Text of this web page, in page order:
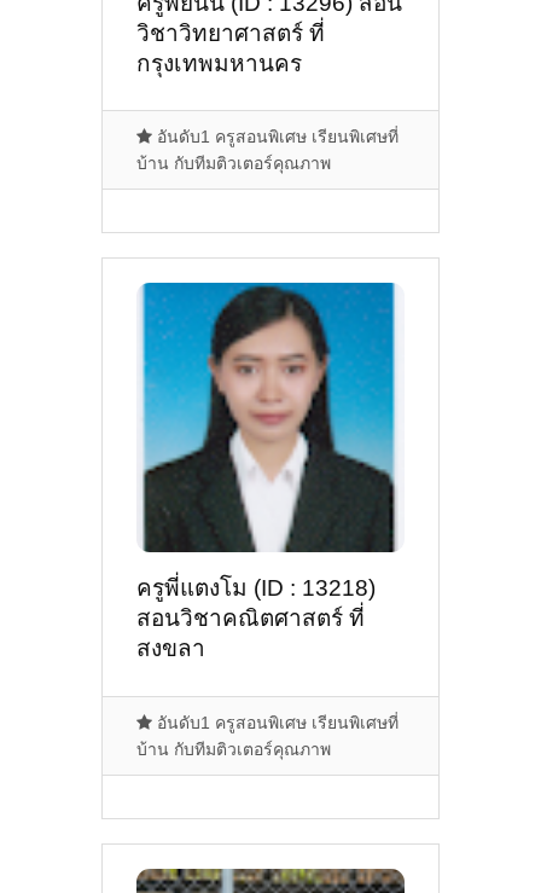
วิชาวิทยาศาสตร์ ที่
กรุงเทพมหานคร
อันดับ1 ครูสอนพิเศษ เรียนพิเศษที่
บ้าน กับทีมติวเตอร์คุณภาพ
ครูพี่แตงโม (ID : 13218)
สอนวิชาคณิตศาสตร์ ที่
สงขลา
อันดับ1 ครูสอนพิเศษ เรียนพิเศษที่
บ้าน กับทีมติวเตอร์คุณภาพ